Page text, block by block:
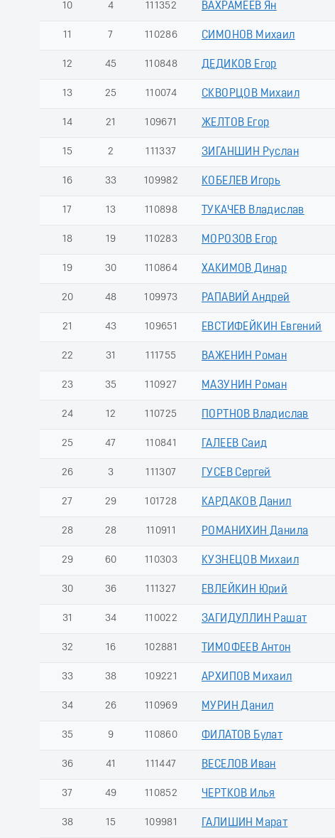
10 4 111352 ВАХРАМЕЕВ Ян
11 7 110286 СИМОНОВ Михаил
12 45 110848 ДЕДИКОВ Егор
13 25 110074 СКВОРЦОВ Михаил
14 21 109671 ЖЕЛТОВ Егор
15 2 111337 ЗИГАНШИН Руслан
16 33 109982 КОБЕЛЕВ Игорь
17 13 110898 ТУКАЧЕВ Владислав
18 19 110283 МОРОЗОВ Егор
19 30 110864 ХАКИМОВ Динар
20 48 109973 РАПАВИЙ Андрей
21 43 109651 ЕВСТИФЕЙКИН Евгений
22 31 111755 ВАЖЕНИН Роман
23 35 110927 МАЗУНИН Роман
24 12 110725 ПОРТНОВ Владислав
25 47 110841 ГАЛЕЕВ Саид
26 3 111307 ГУСЕВ Сергей
27 29 101728 КАРДАКОВ Данил
28 28 110911 РОМАНИХИН Данила
29 60 110303 КУЗНЕЦОВ Михаил
30 36 111327 ЕВЛЕЙКИН Юрий
31 34 110022 ЗАГИДУЛЛИН Рашат
32 16 102881 ТИМОФЕЕВ Антон
33 38 109221 АРХИПОВ Михаил
34 26 110969 МУРИН Данил
35 9 110860 ФИЛАТОВ Булат
36 41 111447 ВЕСЕЛОВ Иван
37 49 110852 ЧЕРТКОВ Илья
38 15 109981 ГАЛИШИН Марат